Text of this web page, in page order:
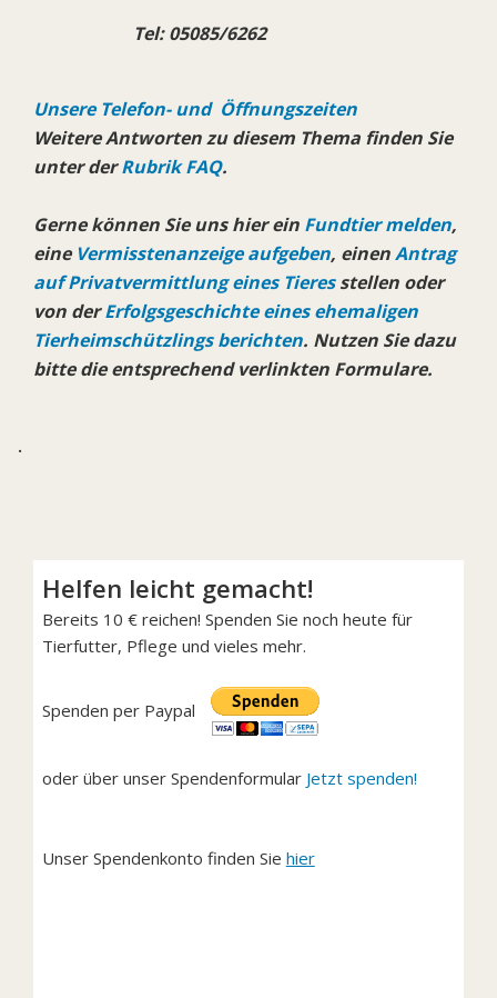
Tel: 05085/6262
Unsere Telefon- und Öffnungszeiten
Weitere Antworten zu diesem Thema finden Sie
unter derRubrik FAQ.
Gerne können Sie uns hier ein Fundtier melden,
eine Vermisstenanzeige aufgeben, einenAntrag
auf Privatvermittlung eines Tieresstellen oder
von derErfolgsgeschichte eines ehemaligen
Tierheimschützlings berichten. Nutzen Sie dazu
bitte die entsprechend verlinkten Formulare.
.
Helfen leicht gemacht!
Bereits 10 € reichen! Spenden Sie noch heute für
Tierfutter, Pflege und vieles mehr.
Spenden per Paypal
oder über unser Spendenformular Jetzt spenden!
Unser Spendenkonto finden Sie hier